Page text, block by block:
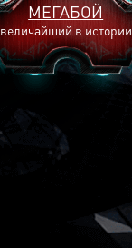
МЕГАБОЙ
величайший в истории